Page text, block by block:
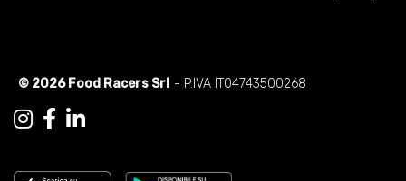
© 2026 Food Racers Srl - P.IVA IT04743500268